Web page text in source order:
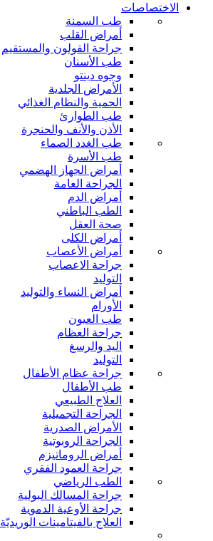
الاختصاصات
طب السمنة
أمراض القلب
جراحة القولون والمستقيم
طب الأسنان
وجوه دينتو
الأمراض الجلدية
الحمية والنظام الغذائي
طب الطوارئ
الأذن والأنف والحنجرة
طب الغدد الصماء
طب الأسرة
أمراض الجهاز الهضمي
الجراحة العامة
أمراض الدم
الطب الباطني
صحة العقل
أمراض الكلى
أمراض الأعصاب
جراحة الاعصاب
التوليد
أمراض النساء والتوليد
الأورام
طب العيون
جراحة العظام
اليد والرسغ
التوليد
جراحة عظام الأطفال
طب الأطفال
العلاج الطبيعي
الجراحة التجميلية
الأمراض الصدرية
الجراحة الروبوتية
أمراض الروماتيزم
جراحة العمود الفقري
الطب الرياضي
جراحة المسالك البولية
جراحة الأوعية الدموية
العلاج بالفيتامينات الوريديّة